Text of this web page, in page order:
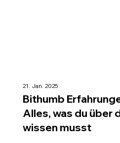
Bithumb
Alles, was du über
wissen musst
21. Jan. 2025